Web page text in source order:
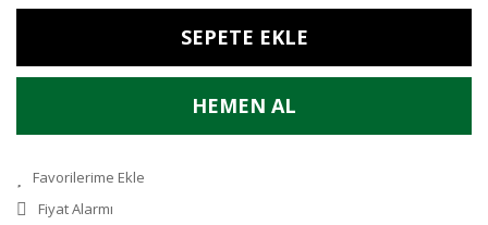
SEPETE EKLE
HEMEN AL
Fiyat Alarmı